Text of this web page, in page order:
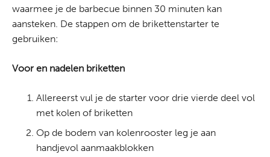
waarmee je de barbecue binnen 30 minuten kan
aansteken. De stappen om de brikettenstarter te
gebruiken:
Voor en nadelen briketten
Allereerst vul je de starter voor drie vierde deel vol
met kolen of briketten
Op de bodem van kolenrooster leg je aan
handjevol aanmaakblokken